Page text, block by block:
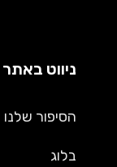
ניווט באתר
הסיפור שלנו
בלוג